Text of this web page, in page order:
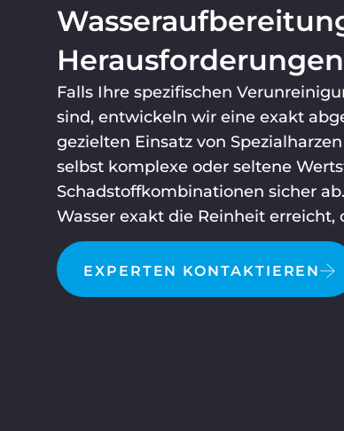
Herausforderungen
Falls Ihre spezifischen
sind, entwickeln wir eine exakt
gezielten Einsatz von
selbst komplexe oder seltene
Schadstoffkombinationen sicher
Wasser exakt die Reinheit erreicht,
EXPERTEN KONTAKTIEREN